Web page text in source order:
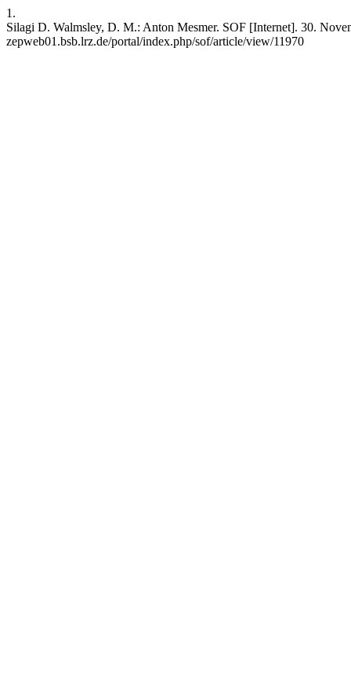
1.
Silagi D. Walmsley, D. M.: Anton Mesmer. SOF [Internet]. 30.
zepweb01.bsb.lrz.de/portal/index.php/sof/article/view/11970